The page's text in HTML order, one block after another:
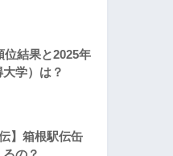
位結果と2025年
学）は？
】箱根駅伝缶